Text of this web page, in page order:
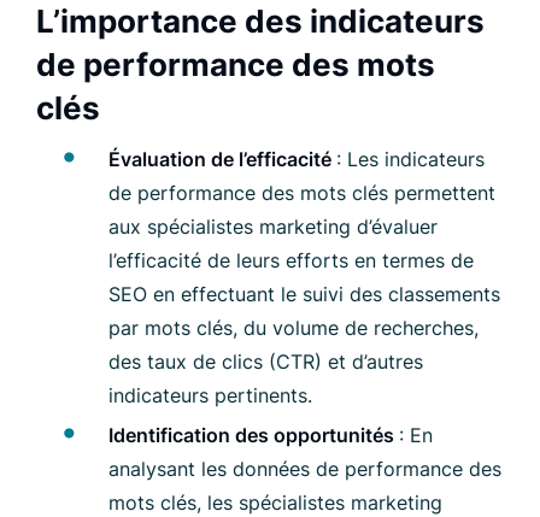
L’importance des indicateurs
de performance des mots
clés
Évaluation de l’efficacité : Les indicateurs
de performance des mots clés permettent
aux spécialistes marketing d’évaluer
l’efficacité de leurs efforts en termes de
SEO en effectuant le suivi des classements
par mots clés, du volume de recherches,
des taux de clics (CTR) et d’autres
indicateurs pertinents.
Identification des opportunités : En
analysant les données de performance des
mots clés, les spécialistes marketing